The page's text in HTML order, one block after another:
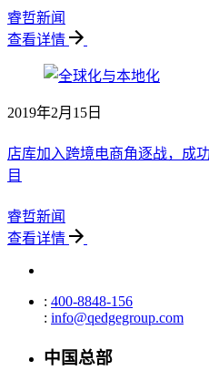
睿哲新闻
查看详情
2019年2月15日
店库加入跨境电商角逐战，成
目
睿哲新闻
查看详情
: 400-8848-156
: info@qedgegroup.com
中国总部